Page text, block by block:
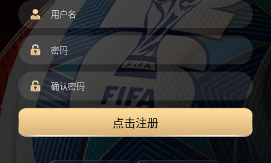
点击注册